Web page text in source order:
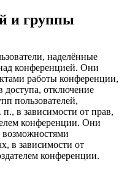
и группы
наделённые
конференцией. Они
работы конференции,
доступа, отключение
пользователей,
п., в зависимости от прав,
конференции. Они
возможностями
в зависимости от
конференции.